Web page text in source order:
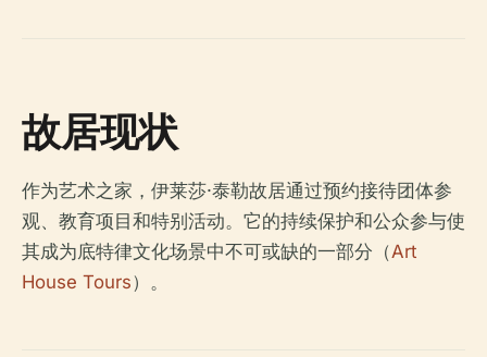
故居现状
作为艺术之家，伊莱莎·泰勒故居通过预约接待团体参
观、教育项目和特别活动。它的持续保护和公众参与使
其成为底特律文化场景中不可或缺的一部分（Art
House Tours）。